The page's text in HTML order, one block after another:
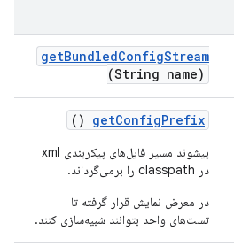
getBundledConfigStream
(String name)
getConfigPrefix
()
پیشوند مسیر فایل‌های پیکربندی xml
در classpath را برمی‌گرداند.
در معرض نمایش قرار گرفته تا
تست‌های واحد بتوانند شبیه‌سازی کنند.